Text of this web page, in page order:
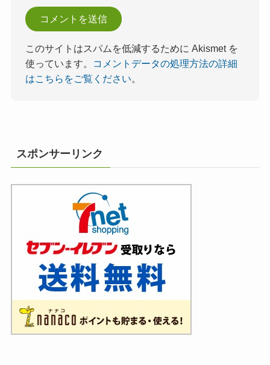
このサイトはスパムを低減するために Akismet を
使っています。
コメントデータの処理方法の詳細
はこちらをご覧ください。
スポンサーリンク